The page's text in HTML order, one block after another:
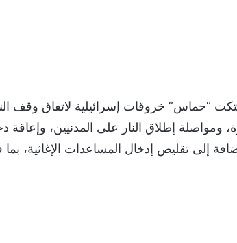
“حماس” خروقات إسرائيلية لاتفاق وقف
ومواصلة إطلاق النار على المدنيين، وإعاقة
إلى تقليص إدخال المساعدات الإغاثية،